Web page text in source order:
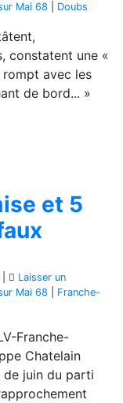
Mai 68 Doubs
constatent une «
avec les
de bord... »
et 5
Laisser un
Mai 68
Franche-
Franche-
Chatelain
juin du parti